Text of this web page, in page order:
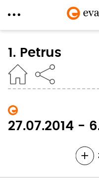
zum
Inhalt
1. Petrus
27.07.2014 -